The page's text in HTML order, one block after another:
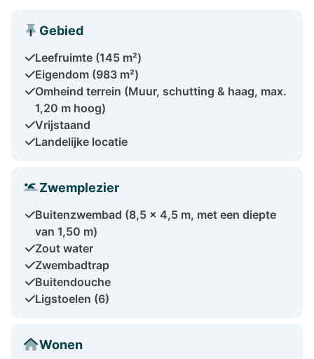
Gebied
Leefruimte (145 m²)
Eigendom (983 m²)
Omheind terrein (Muur, schutting & haag, max.
1,20 m hoog)
Vrijstaand
Landelijke locatie
Zwemplezier
Buitenzwembad (8,5 x 4,5 m, met een diepte
van 1,50 m)
Zout water
Zwembadtrap
Buitendouche
Ligstoelen (6)
Wonen